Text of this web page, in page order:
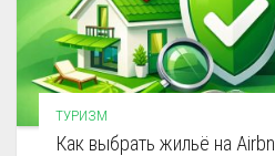
ТУРИЗМ
Как выбрать жильё на